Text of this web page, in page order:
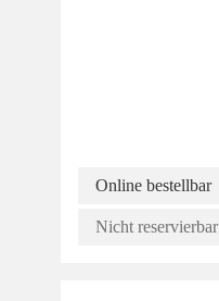
Online bestellbar
Nicht reservierbar